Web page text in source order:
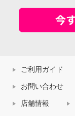
ご利用ガイド
お問い合わせ
店舗情報